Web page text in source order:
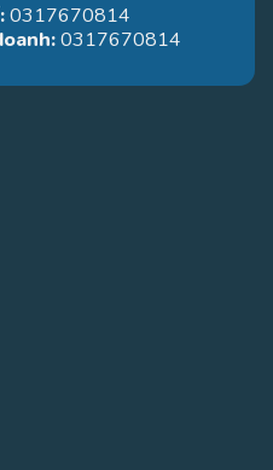
0317670814
0317670814